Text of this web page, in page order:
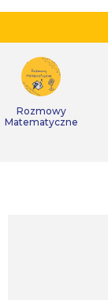
Rozmowy
Matematyczne